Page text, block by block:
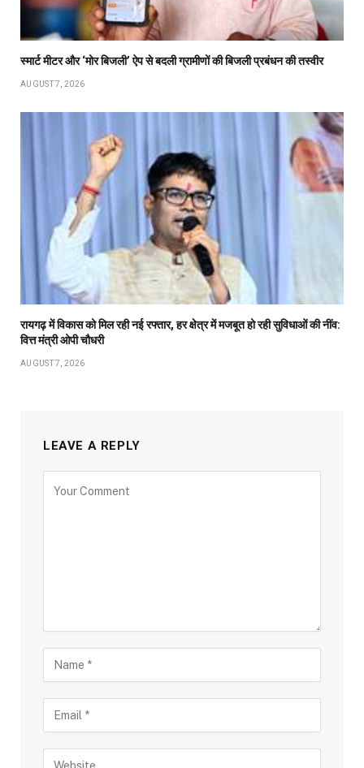
स्मार्ट मीटर और ‘मोर बिजली’ ऐप से बदली ग्रामीणों की बिजली प्रबंधन की तस्वीर
AUGUST 7, 2026
रायगढ़ में विकास को मिल रही नई रफ्तार, हर क्षेत्र में मजबूत हो रही सुविधाओं की नींव:
वित्त मंत्री ओपी चौधरी
AUGUST 7, 2026
LEAVE A REPLY